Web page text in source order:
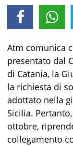
Atm comunica
presentato dal
di Catania, la
la richiesta di
adottato nella
Sicilia.
ottobre,
collegamento